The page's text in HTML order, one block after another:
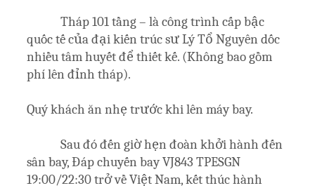
Tháp 101 tầng – là công trình cấp bậc
quốc tế của đại kiến trúc sư Lý Tổ Nguyên dốc
nhiều tâm huyết để thiết kế. (Không bao gồm
phí lên đỉnh tháp).
Quý khách ăn nhẹ trước khi lên máy bay.
Sau đó đến giờ hẹn đoàn khởi hành đến
sân bay, Đáp chuyến bay VJ843 TPESGN
19:00/22:30 trở về Việt Nam, kết thúc hành